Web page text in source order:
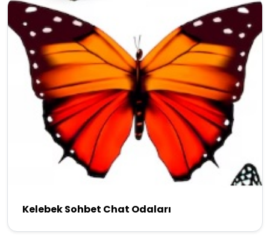
Kelebek Sohbet Chat Odaları